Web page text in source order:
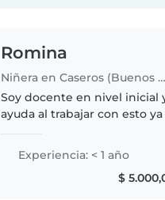
Romina
Niñera en Caseros (Buenos Aires)
Soy docente en nivel inicial
ayuda al trabajar con esto
otro manera. No tengo
experiencia ya que trabajo
docente en el turno de la
Experiencia: < 1 año
$